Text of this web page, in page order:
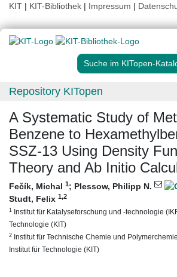
KIT | KIT-Bibliothek | Impressum |
Suche im KITopen-
Repository KITopen
A Systematic Study of
Benzene to
SSZ-13 Using Density
Theory and Ab Initio
Fečík, Michal 1; Plessow, Philipp N.
Studt, Felix 1,2
1 Institut für Katalyseforschung und -technologie
Technologie (KIT)
2 Institut für Technische Chemie und
Institut für Technologie (KIT)